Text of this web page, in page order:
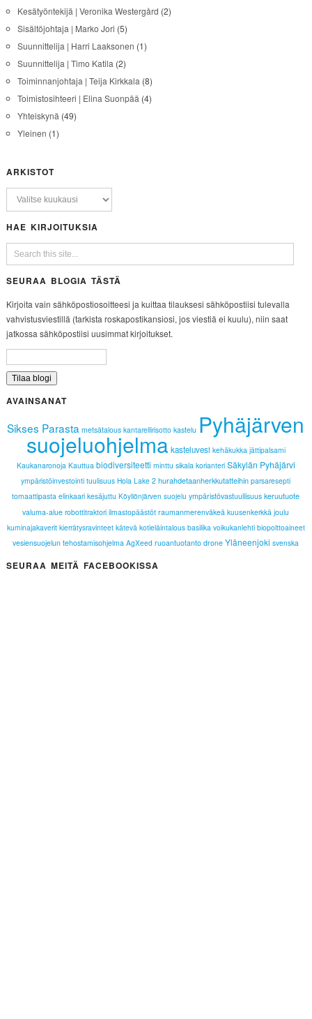
Kesätyöntekijä | Veronika Westergård (2)
Sisältöjohtaja | Marko Jori (5)
Suunnittelija | Harri Laaksonen (1)
Suunnittelija | Timo Katila (2)
Toiminnanjohtaja | Teija Kirkkala (8)
Toimistosihteeri | Elina Suonpää (4)
Yhteiskynä (49)
Yleinen (1)
ARKISTOT
HAE KIRJOITUKSIA
SEURAA BLOGIA TÄSTÄ
Kirjoita vain sähköpostiosoitteesi ja kuittaa tilauksesi sähköpostiisi tulevalla
vahvistusviestillä (tarkista roskapostikansiosi, jos viestiä ei kuulu), niin saat
jatkossa sähköpostiisi uusimmat kirjoitukset.
AVAINSANAT
Sikses Parasta metsätalous kantarellirisotto kastelu Pyhäjärven
suojeluohjelma kasteluvesi kehäkukka jättipalsami
Kaukanaronoja Kauttua biodiversiteetti minttu sikala korianteri Säkylän Pyhäjärvi
ympäristöinvestointi tuulisuus Hola Lake 2 hurahdetaanherkkutatteihin parsaresepti
tomaattipasta elinkaari kesäjuttu Köyliönjärven suojelu ympäristövastuullisuus keruutuote
valuma-alue robottitraktori ilmastopäästöt raumanmerenväkeä kuusenkerkkä joulu
kuminajakaverit kierrätysravinteet kätevä kotieläintalous basilika voikukanlehti biopolttoaineet
vesiensuojelun tehostamisohjelma AgXeed ruoantuotanto drone Yläneenjoki svenska
SEURAA MEITÄ FACEBOOKISSA